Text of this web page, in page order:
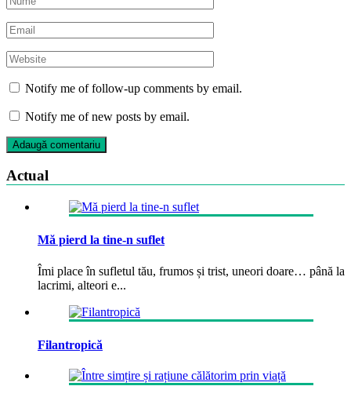
Notify me of follow-up comments by email.
Notify me of new posts by email.
Actual
Mă pierd la tine-n suflet
Îmi place în sufletul tău, frumos și trist, uneori doare… până la
lacrimi, alteori e...
Filantropică